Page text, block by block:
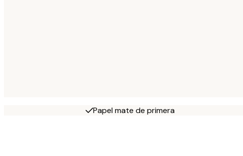
Papel mate de primera